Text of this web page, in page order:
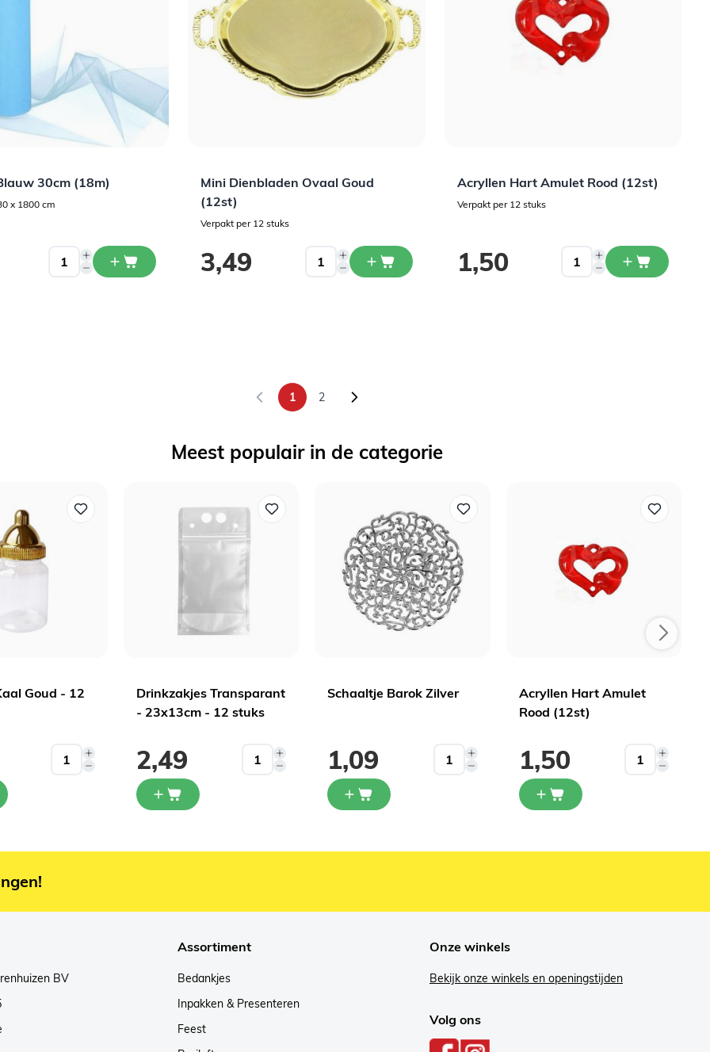
30cm (18m)
x 1800 cm
Mini Dienbladen Ovaal Goud
(12st)
Verpakt per 12 stuks
3,49
Acryllen Hart Amulet Rood (12st)
Verpakt per 12 stuks
1,50
U lees momenteel pagina
1 Pagina
2
Meest populair in de categorie
Goud - 12
Drinkzakjes Transparant
- 23x13cm - 12 stuks
2,49
Schaaltje Barok Zilver
1,09
Acryllen Hart Amulet
Rood (12st)
1,50
BV
Assortiment
Bedankjes
Inpakken & Presenteren
Feest
Onze winkels
Bekijk onze winkels en openingstijden
Volg ons